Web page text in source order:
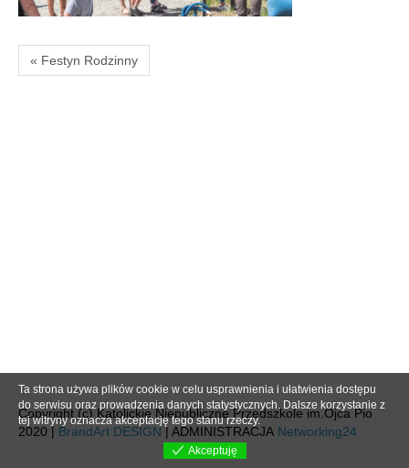
« Festyn Rodzinny
Copyright (c) Katolickie Niepubliczne Przedszkole im.Ojca Pio
2020 | BrandArt DESIGN | ADMINISTRACJA Networking24
Ta strona używa plików cookie w celu usprawnienia i ułatwienia dostępu
do serwisu oraz prowadzenia danych statystycznych. Dalsze korzystanie z
tej witryny oznacza akceptację tego stanu rzeczy.
Akceptuję